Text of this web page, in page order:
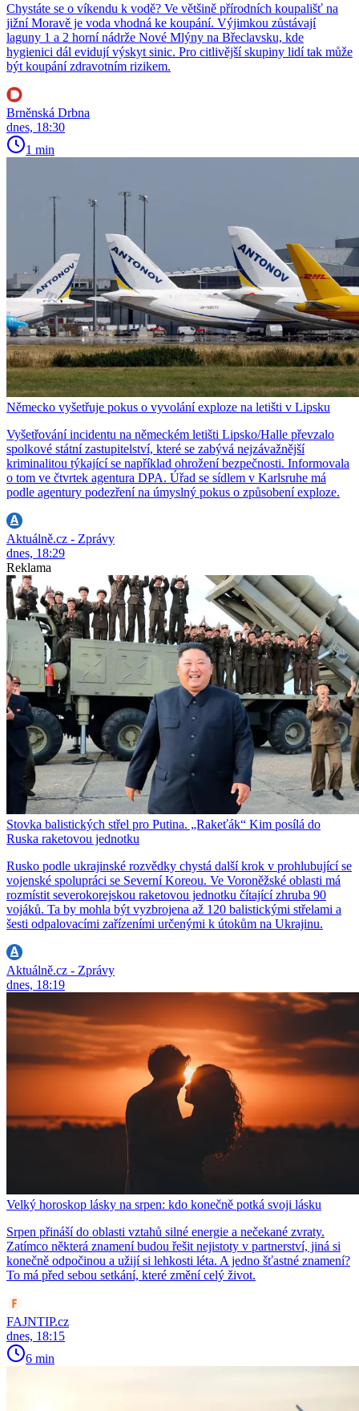
Chystáte se o víkendu k vodě? Ve většině přírodních koupališť na
jižní Moravě je voda vhodná ke koupání. Výjimkou zůstávají
laguny 1 a 2 horní nádrže Nové Mlýny na Břeclavsku, kde
hygienici dál evidují výskyt sinic. Pro citlivější skupiny lidí tak může
být koupání zdravotním rizikem.
Brněnská Drbna
dnes, 18:30
1 min
Německo vyšetřuje pokus o vyvolání exploze na letišti v Lipsku
Vyšetřování incidentu na německém letišti Lipsko/Halle převzalo
spolkové státní zastupitelství, které se zabývá nejzávažnější
kriminalitou týkající se například ohrožení bezpečnosti. Informovala
o tom ve čtvrtek agentura DPA. Úřad se sídlem v Karlsruhe má
podle agentury podezření na úmyslný pokus o způsobení exploze.
Aktuálně.cz - Zprávy
dnes, 18:29
Reklama
Stovka balistických střel pro Putina. „Rakeťák“ Kim posílá do
Ruska raketovou jednotku
Rusko podle ukrajinské rozvědky chystá další krok v prohlubující se
vojenské spolupráci se Severní Koreou. Ve Voroněžské oblasti má
rozmístit severokorejskou raketovou jednotku čítající zhruba 90
vojáků. Ta by mohla být vyzbrojena až 120 balistickými střelami a
šesti odpalovacími zařízeními určenými k útokům na Ukrajinu.
Aktuálně.cz - Zprávy
dnes, 18:19
Velký horoskop lásky na srpen: kdo konečně potká svoji lásku
Srpen přináší do oblasti vztahů silné energie a nečekané zvraty.
Zatímco některá znamení budou řešit nejistoty v partnerství, jiná si
konečně odpočinou a užijí si lehkosti léta. A jedno šťastné znamení?
To má před sebou setkání, které změní celý život.
FAJNTIP.cz
dnes, 18:15
6 min